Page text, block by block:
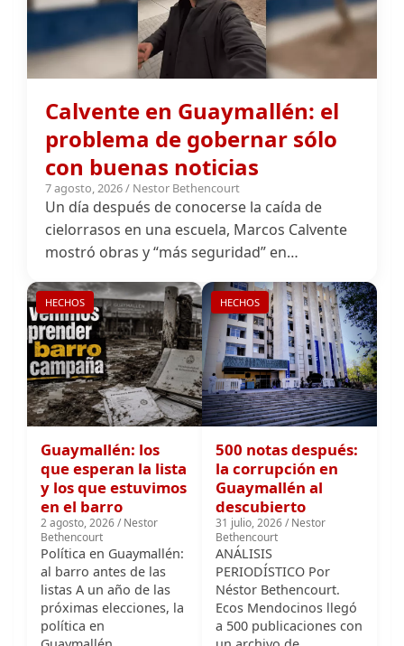
Calvente en Guaymallén: el
problema de gobernar sólo
con buenas noticias
7 agosto, 2026 / Nestor Bethencourt
Un día después de conocerse la caída de
cielorrasos en una escuela, Marcos Calvente
mostró obras y “más seguridad” en…
HECHOS
Guaymallén: los
que esperan la lista
y los que estuvimos
en el barro
2 agosto, 2026 / Nestor
Bethencourt
Política en Guaymallén:
al barro antes de las
listas A un año de las
próximas elecciones, la
política en
Guaymallén…
HECHOS
500 notas después:
la corrupción en
Guaymallén al
descubierto
31 julio, 2026 / Nestor
Bethencourt
ANÁLISIS
PERIODÍSTICO Por
Néstor Bethencourt.
Ecos Mendocinos llegó
a 500 publicaciones con
un archivo de
contrataciones
millonarias,
funcionarios